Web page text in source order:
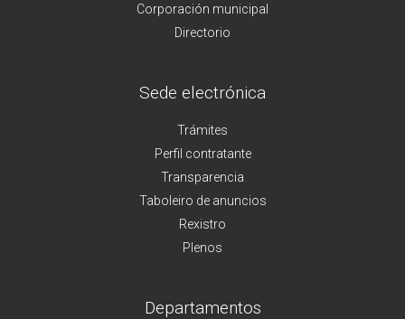
Corporación municipal
Directorio
Sede electrónica
Trámites
Perfil contratante
Transparencia
Taboleiro de anuncios
Rexistro
Plenos
Departamentos